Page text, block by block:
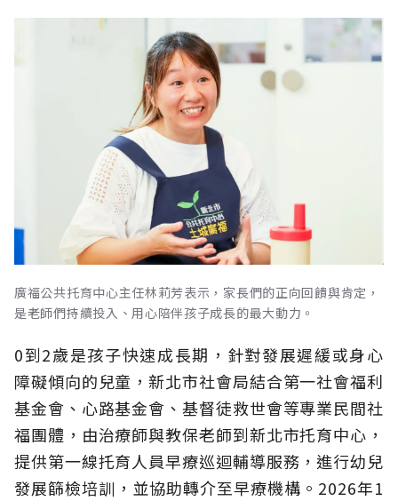
廣福公共托育中心主任林莉芳表示，家長們的正向回饋與肯定，
是老師們持續投入、用心陪伴孩子成長的最大動力。
0到2歲是孩子快速成長期，針對發展遲緩或身心
障礙傾向的兒童，新北市社會局結合第一社會福利
基金會、心路基金會、基督徒救世會等專業民間社
福團體，由治療師與教保老師到新北市托育中心，
提供第一線托育人員早療巡迴輔導服務，進行幼兒
發展篩檢培訓，並協助轉介至早療機構。2026年1